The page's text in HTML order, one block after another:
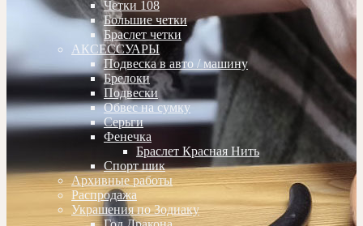
Четки 108
Большие четки
Браслет четки
АКСЕССУАРЫ
Подвеска в авто / машину
Брелоки
Подвески
Обвес на сумку
Серьги
Фенечка
Браслет Красная Нить
Спорт шик
Архивные работы
Распродажа
Украшения по Зодиаку